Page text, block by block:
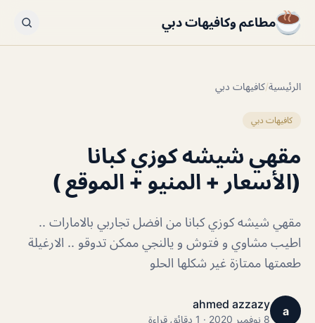
مطاعم وكافيهات دبي
الرئيسية/كافيهات دبي
كافيهات دبي
مقهي شيشه كوزي كبانا
(الأسعار + المنيو + الموقع )
مقهي شيشه كوزي كبانا من افضل تجاربي بالامارات ..
اطيب مشاوي و فتوش و يالنجي ممكن تدوقو .. الارغيلة
طعمتها ممتازة غير شكلها الحلو
a
ahmed azzazy
8 نوفمبر 2020 · 1 دقائق قراءة